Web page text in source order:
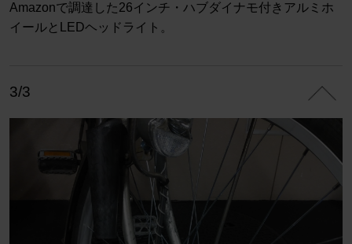
Amazonで調達した26インチ・ハブダイナモ付きアルミホ
イールとLEDヘッドライト。
3/3